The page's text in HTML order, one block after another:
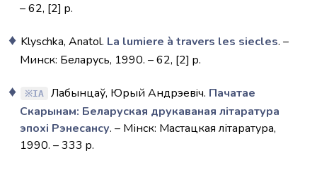
– 62, [2] p.
Klyschka, Anatol. La lumiere à travers les siecles. –
Минск: Беларусь, 1990. – 62, [2] p.
IA Лабынцаў, Юрый Андрэевiч. Пачатае
Скарынам: Беларуская друкаваная літаратура
эпохі Рэнесансу. – Мінск: Мастацкая літаратура,
1990. – 333 p.